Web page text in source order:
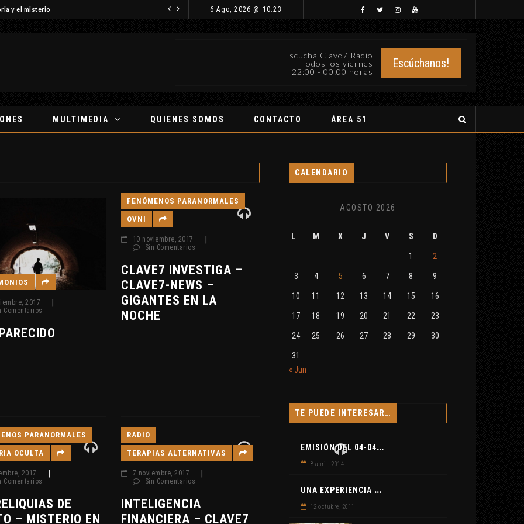
y el misterio 6 Ago, 2026 @ 10:23
Escucha Clave7 Radio
Todos los viernes
22:00 - 00:00 horas
Escúchanos!
MULTIMEDIA QUIENES SOMOS CONTACTO ÁREA 51
2017
Comentarios
FENÓMENOS PARANORMALES
OVNI
10 noviembre, 2017
Sin Comentarios
CLAVE7 INVESTIGA –
CLAVE7-NEWS –
GIGANTES EN LA
NOCHE
PARANORMALES
OCULTA
2017
Comentarios
DE
– MISTERIO EN
RADIO
TERAPIAS ALTERNATIVAS
7 noviembre, 2017
Sin Comentarios
INTELIGENCIA
FINANCIERA – CLAVE7
CALENDARIO
AGOSTO 2026
L M X J V S D
1 2
3 4 5 6 7 8 9
10 11 12 13 14 15 16
17 18 19 20 21 22 23
24 25 26 27 28 29 30
31
« Jun
TE PUEDE INTERESAR…
E
MISIÓN DEL 04-04-2014
8 abril, 2014
U
NA EXPERIENCIA QUE TUVIMOS EN ALMERIA , CONCRETAM…
12 octubre, 2011